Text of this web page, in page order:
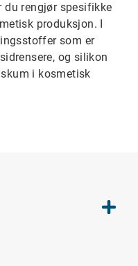
du rengjør spesifikke
produksjon. I
som er
og silikon
i kosmetisk